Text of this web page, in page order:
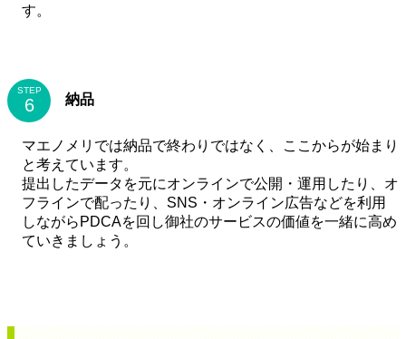
す。
STEP
納品
マエノメリでは納品で終わりではなく、ここからが始まり
と考えています。
提出したデータを元にオンラインで公開・運用したり、オ
フラインで配ったり、SNS・オンライン広告などを利用
しながらPDCAを回し御社のサービスの価値を一緒に高め
ていきましょう。